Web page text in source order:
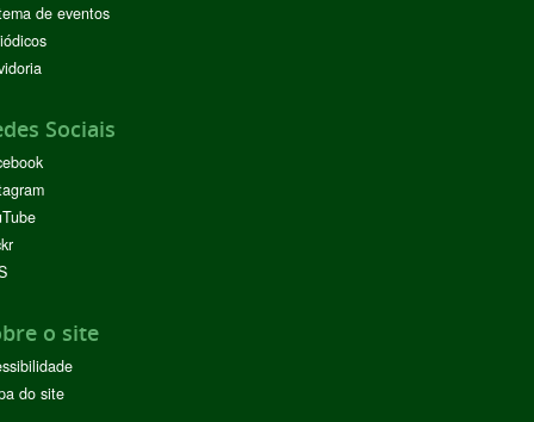
de eventos
Sociais
o site
do site